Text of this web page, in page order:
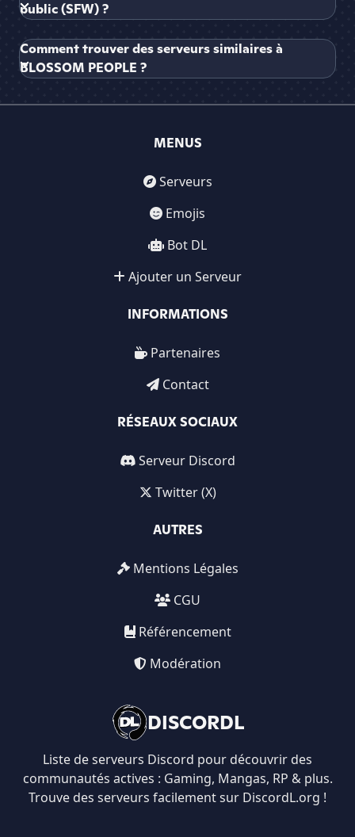
public (SFW) ?
Comment trouver des serveurs similaires à
BLOSSOM PEOPLE ?
DISCORDL
Liste de serveurs Discord pour découvrir des
communautés actives : Gaming, Mangas, RP & plus.
Trouve des serveurs facilement sur DiscordL.org !
MENUS
Serveurs
Emojis
Bot DL
Ajouter un Serveur
INFORMATIONS
Partenaires
Contact
RÉSEAUX SOCIAUX
Serveur Discord
Twitter (X)
AUTRES
Mentions Légales
CGU
Référencement
Modération